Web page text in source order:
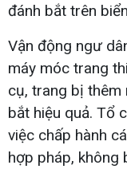
đánh bắt trên
Vận động ngư
máy móc trang
cụ, trang bị thêm
bắt hiệu quả. Tổ
việc chấp hành
hợp pháp, không